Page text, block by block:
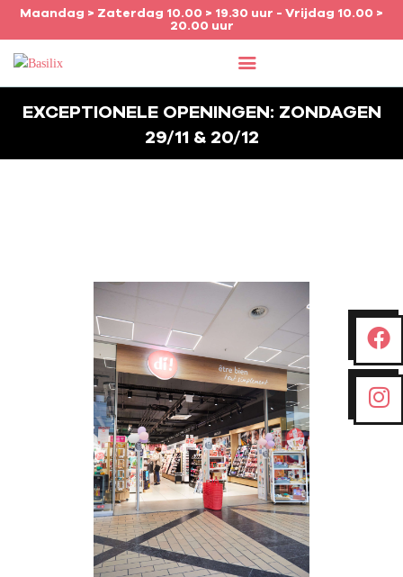
Maandag > Zaterdag 10.00 > 19.30 uur - Vrijdag 10.00 >
20.00 uur
EXCEPTIONELE OPENINGEN: ZONDAGEN
29/11 & 20/12
HOME
ONZE WINKELS